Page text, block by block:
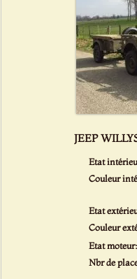
JEEP
Etat
Couleur
Etat
Couleur
Etat
Nbr de